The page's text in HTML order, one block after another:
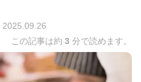
2025.09.26
この記事は約 3 分で読めます。